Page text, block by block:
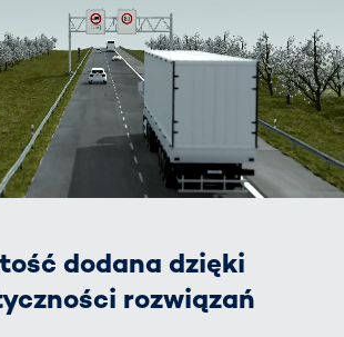
dodana dzięki
rozwiązań